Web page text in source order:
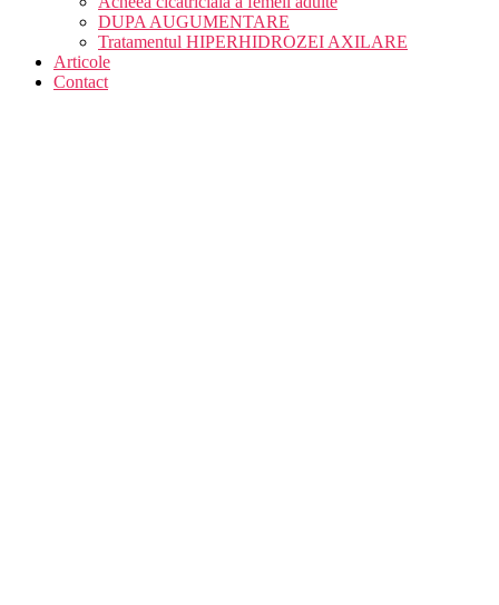
DUPA AUGUMENTARE
Tratamentul HIPERHIDROZEI AXILARE
Articole
Contact